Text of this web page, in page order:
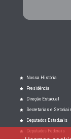
Nossa História
Presidência
Direção Estadual
Secretarias e
Deputados Estaduais
Deputados Federais